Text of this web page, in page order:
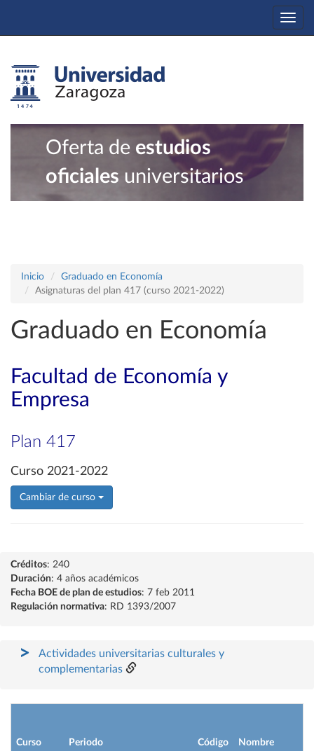
Oferta de estudios
oficiales universitarios
Inicio
Graduado en Economía
Asignaturas del plan 417 (curso 2021-2022)
Graduado en Economía
Facultad de Economía y
Empresa
Plan 417
Curso 2021-2022
Cambiar de curso
Créditos: 240
Duración: 4 años académicos
Fecha BOE de plan de estudios: 7 feb 2011
Regulación normativa: RD 1393/2007
Actividades universitarias culturales y
complementarias
Curso Periodo Código Nombre